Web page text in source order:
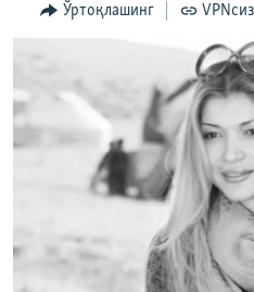
Озодлик бошқа тилларда
Ўртоқлашинг